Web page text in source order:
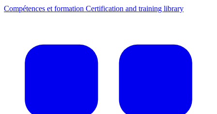
Compétences et formation Certification and training library